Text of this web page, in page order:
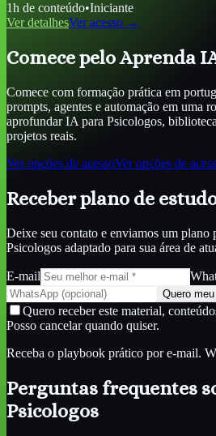
1h de conteúdo•Iniciante
Ver detalhesVer acesso →
Comece pelo Aprenda
Comece com formação prática em
prompts, agentes e automação em uma
aprofundarIA para Psicologos,
projetos reais.
Ver opções de acessoVer opções de
Receber plano de
Deixe seu contato e enviamos um plano
Psicologos adaptado para sua área de
E-mail
Quero
Quero receber este material,
Posso cancelar quando quiser.
Receba o playbook prático por e-mail.
Perguntas frequentes
Psicologos